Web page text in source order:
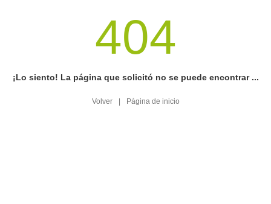
404
¡Lo siento! La página que solicitó no se puede encontrar ...
Volver Página de inicio